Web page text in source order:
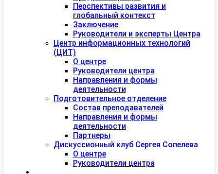
Перспективы развития и
глобальный контекст
Заключение
Руководители и эксперты Центра
Центр информационных технологий
(ЦИТ)
О центре
Руководители центра
Направления и формы
деятельности
Подготовительное отделение
Состав преподавателей
Направления и формы
деятельности
Партнеры
Дискуссионный клуб Сергея Сопелева
О центре
Руководители центра